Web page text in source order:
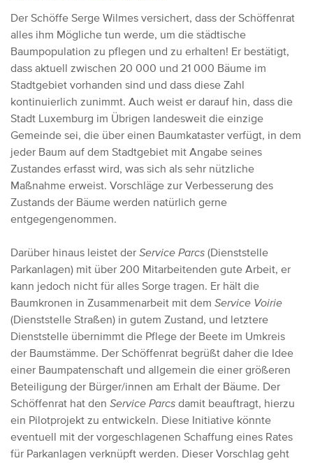
Der Schöffe Serge Wilmes versichert, dass der Schöffenrat
alles ihm Mögliche tun werde, um die städtische
Baumpopulation zu pflegen und zu erhalten! Er bestätigt,
dass aktuell zwischen 20 000 und 21 000 Bäume im
Stadtgebiet vorhanden sind und dass diese Zahl
kontinuierlich zunimmt. Auch weist er darauf hin, dass die
Stadt Luxemburg im Übrigen landesweit die einzige
Gemeinde sei, die über einen Baumkataster verfügt, in dem
jeder Baum auf dem Stadtgebiet mit Angabe seines
Zustandes erfasst wird, was sich als sehr nützliche
Maßnahme erweist. Vorschläge zur Verbesserung des
Zustands der Bäume werden natürlich gerne
entgegengenommen.
Darüber hinaus leistet der Service Parcs (Dienststelle
Parkanlagen) mit über 200 Mitarbeitenden gute Arbeit, er
kann jedoch nicht für alles Sorge tragen. Er hält die
Baumkronen in Zusammenarbeit mit dem Service Voirie
(Dienststelle Straßen) in gutem Zustand, und letztere
Dienststelle übernimmt die Pflege der Beete im Umkreis
der Baumstämme. Der Schöffenrat begrüßt daher die Idee
einer Baumpatenschaft und allgemein die einer größeren
Beteiligung der Bürger/innen am Erhalt der Bäume. Der
Schöffenrat hat den Service Parcs damit beauftragt, hierzu
ein Pilotprojekt zu entwickeln. Diese Initiative könnte
eventuell mit der vorgeschlagenen Schaffung eines Rates
für Parkanlagen verknüpft werden. Dieser Vorschlag geht